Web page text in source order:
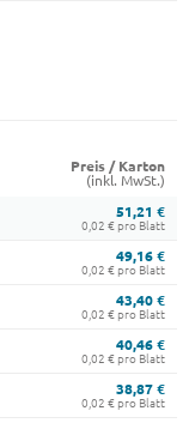
Preis / Karton
(inkl. MwSt.)
51,21 €
0,02 € pro Blatt
49,16 €
0,02 € pro Blatt
43,40 €
0,02 € pro Blatt
40,46 €
0,02 € pro Blatt
38,87 €
0,02 € pro Blatt